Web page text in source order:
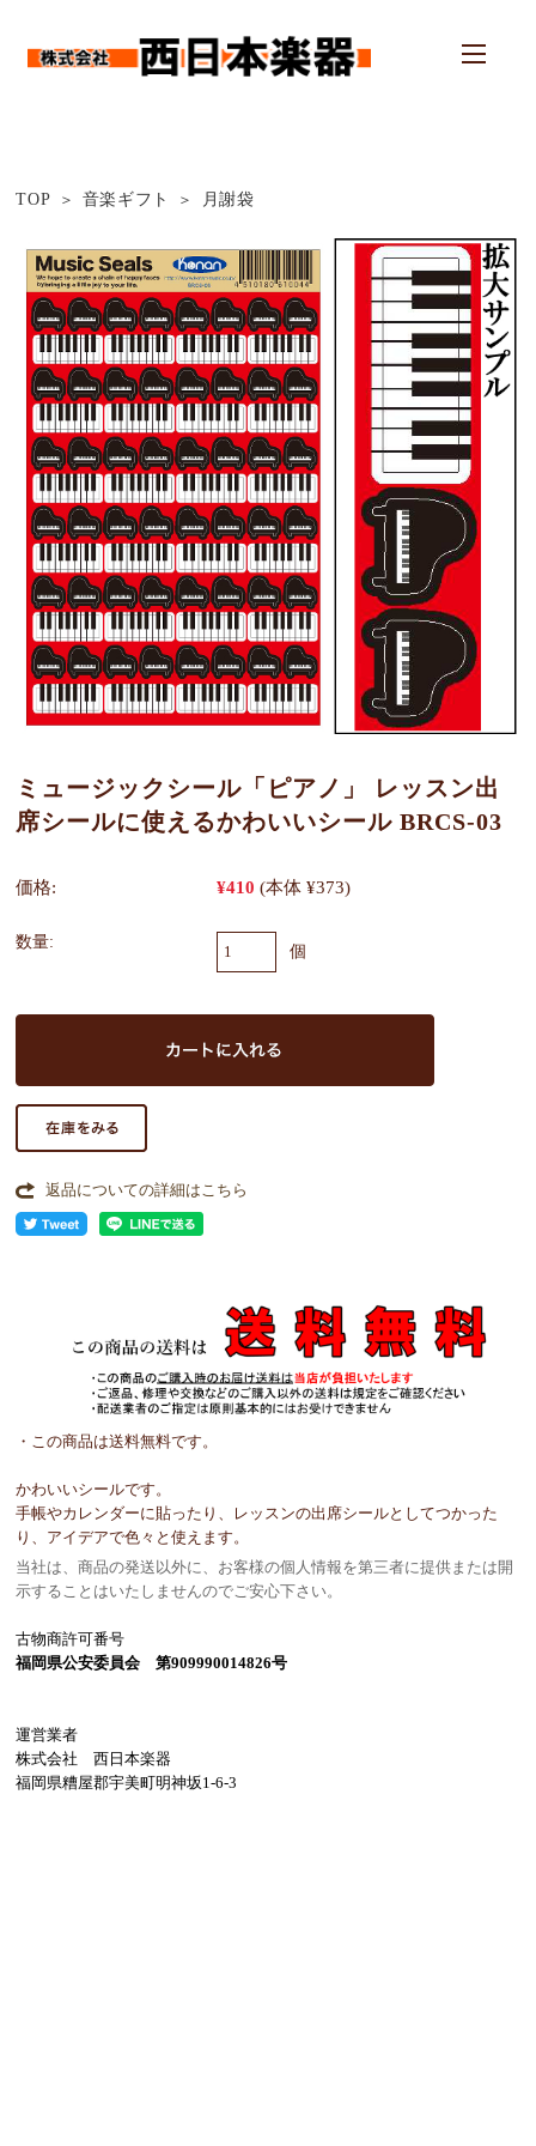
TOP 音楽ギフト 月謝袋
ミュージックシール「ピアノ」 レッスン出
席シールに使えるかわいいシール BRCS-03
価格: ¥410 (本体 ¥373)
数量:
個
返品についての詳細はこちら
・この商品は送料無料です。
かわいいシールです。
手帳やカレンダーに貼ったり、レッスンの出席シールとしてつかった
り、アイデアで色々と使えます。
当社は、商品の発送以外に、お客様の個人情報を第三者に提供または開
示することはいたしませんのでご安心下さい。
古物商許可番号
福岡県公安委員会 第909990014826号
運営業者
株式会社 西日本楽器
福岡県糟屋郡宇美町明神坂1-6-3